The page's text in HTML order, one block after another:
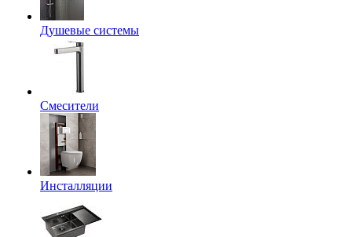
Душевые системы
Смесители
Инсталляции